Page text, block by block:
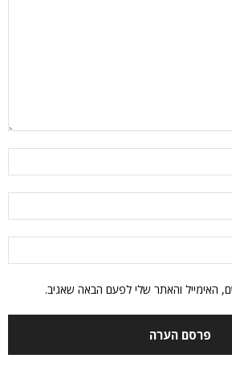
האימייל והאתר שלי לפעם הבאה שאגיב.